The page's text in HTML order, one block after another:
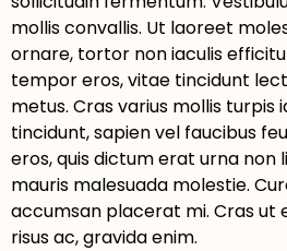
mollis convallis. Ut laoreet
ornare, tortor non iaculis
tempor eros, vitae tincidunt
metus. Cras varius mollis turpis
tincidunt, sapien vel faucibus
eros, quis dictum erat urna non
mauris malesuada molestie.
accumsan placerat mi. Cras ut
risus ac, gravida enim.